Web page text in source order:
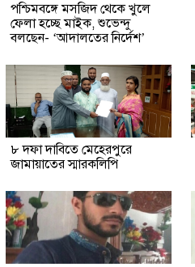
পশ্চিমবঙ্গে মসজিদ থেকে খুলে
ফেলা হচ্ছে মাইক, শুভেন্দু
বলছেন- ‘আদালতের নির্দেশ’
৮ দফা দাবিতে মেহেরপুরে
জামায়াতের স্মারকলিপি